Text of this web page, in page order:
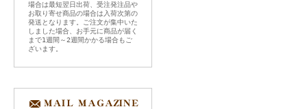
場合は最短翌日出荷、受注発注品や
お取り寄せ商品の場合は入荷次第の
発送となります。ご注文が集中いた
しました場合、お手元に商品が届く
まで1週間～2週間かかる場合もご
ざいます。